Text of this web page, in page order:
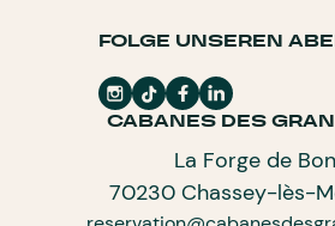
FOLGE UNSEREN
CABANES DES
La Forge de
70230 Chassey-lès-